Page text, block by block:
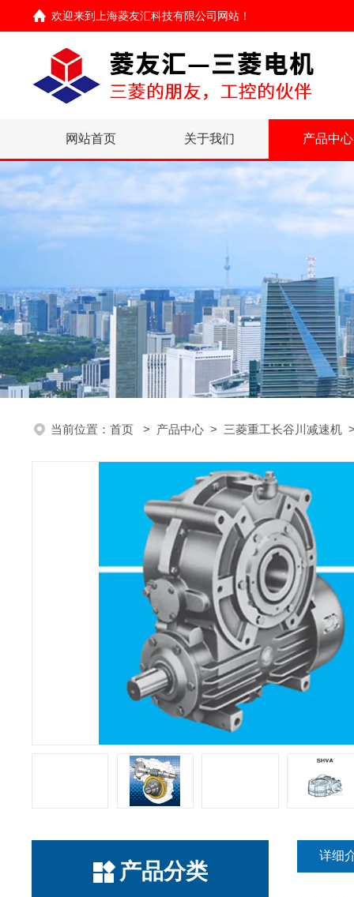
欢迎来到 上海菱友汇科技有限公司网站 ！
网站首页 关于我们 产品中心
当前位置： 首页 > 产品中心 > 三菱重工长谷川减速机
产品分类
详细